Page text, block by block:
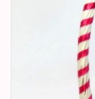
Geboorte, Doop en